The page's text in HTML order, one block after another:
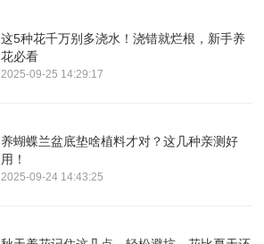
这5种花千万别多浇水！浇错就烂根，新手养
花必看
2025-09-25 14:29:17
养蝴蝶兰盆底垫啥植料才对？这几种亲测好
用！
2025-09-24 14:43:25